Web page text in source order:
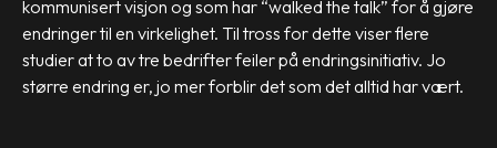
kommunisert visjon og som har “walked the talk” for å gjøre
endringer til en virkelighet. Til tross for dette viser flere
studier at to av tre bedrifter feiler på endringsinitiativ. Jo
større endring er, jo mer forblir det som det alltid har vært.